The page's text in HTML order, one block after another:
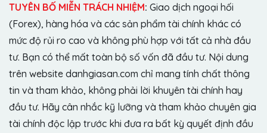
TUYÊN BỐ MIỄN TRÁCH NHIỆM: Giao dịch ngoại hối
(Forex), hàng hóa và các sản phẩm tài chính khác có
mức độ rủi ro cao và không phù hợp với tất cả nhà đầu
tư. Bạn có thể mất toàn bộ số vốn đã đầu tư. Nội dung
trên website danhgiasan.com chỉ mang tính chất thông
tin và tham khảo, không phải lời khuyên tài chính hay
đầu tư. Hãy cân nhắc kỹ lưỡng và tham khảo chuyên gia
tài chính độc lập trước khi đưa ra bất kỳ quyết định đầu